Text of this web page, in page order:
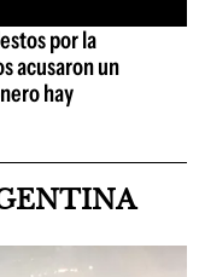
por la
acusaron un
hay